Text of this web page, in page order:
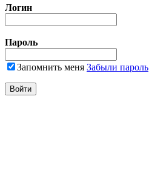
Логин
Пароль
Запомнить меня Забыли пароль